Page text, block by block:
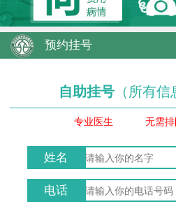
预约挂号
自助挂号 （所有信
专业医生 无需排
姓名
电话